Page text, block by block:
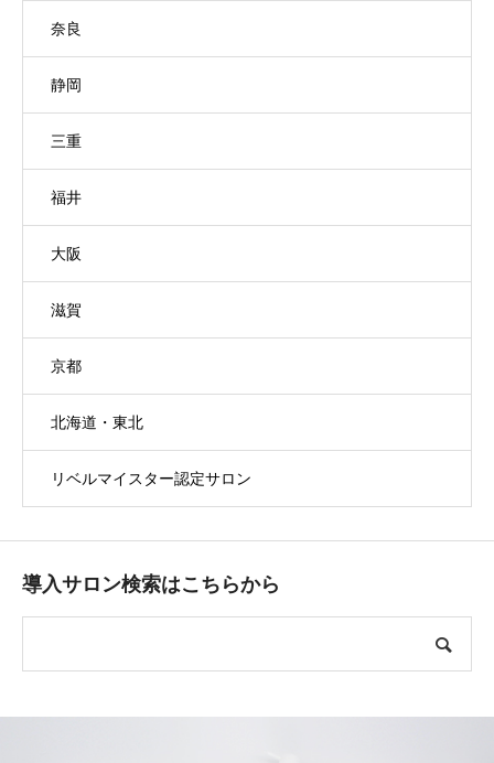
奈良
静岡
三重
福井
大阪
滋賀
京都
北海道・東北
リベルマイスター認定サロン
導入サロン検索はこちらから